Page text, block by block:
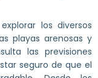
los diversos
playas arenosas y
las previsiones
seguro de que el